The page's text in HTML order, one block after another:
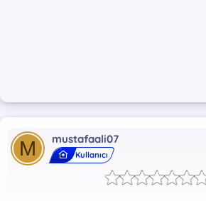
M mustafaali07
Kullanıcı